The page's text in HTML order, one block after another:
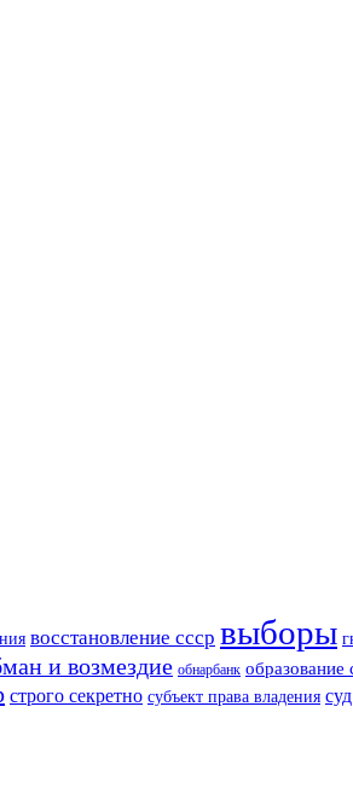
восстановление ссср выборы
и возмездие обнарбанк образование
строго секретно субъект права владения